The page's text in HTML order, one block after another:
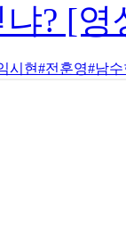
냐? [
시현#전훈영#남